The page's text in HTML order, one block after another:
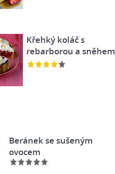
Křehký koláč s
rebarborou a sněhem
Beránek se sušeným
ovocem